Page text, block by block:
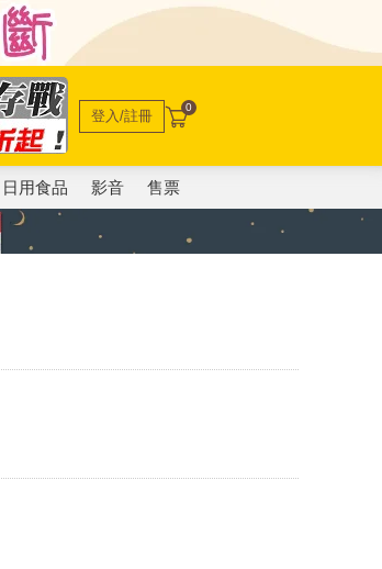
登入/註冊 0
日用食品 影音 售票